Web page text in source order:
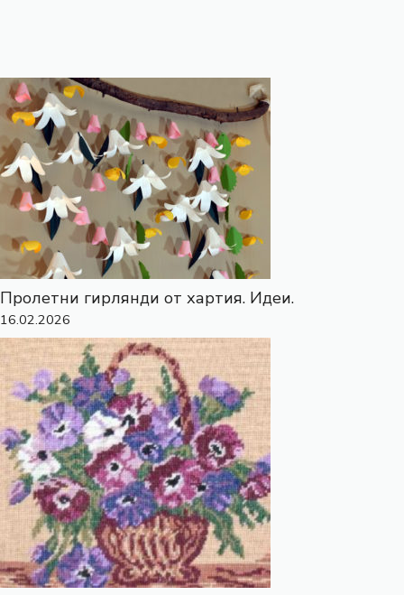
Пролетни гирлянди от хартия. Идеи.
16.02.2026